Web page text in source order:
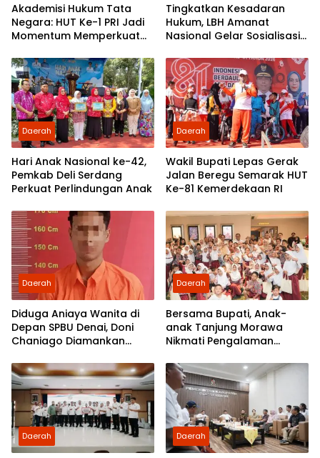
Akademisi Hukum Tata
Negara: HUT Ke-1 PRI Jadi
Momentum Memperkuat
Pengabdian kepada
Rakyat
Tingkatkan Kesadaran
Hukum, LBH Amanat
Nasional Gelar Sosialisasi
Morawa
Daerah
Hari Anak Nasional ke-42,
Pemkab Deli Serdang
Perkuat Perlindungan Anak
Daerah
Wakil Bupati Lepas Gerak
Jalan Beregu Semarak HUT
Ke-81 Kemerdekaan RI
Daerah
Diduga Aniaya Wanita di
Depan SPBU Denai, Doni
Chaniago Diamankan
Daerah
Bersama Bupati, Anak-
anak Tanjung Morawa
Nikmati Pengalaman
Daerah Daerah